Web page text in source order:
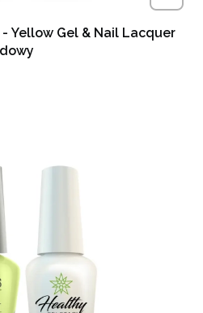
- Yellow Gel & Nail Lacquer